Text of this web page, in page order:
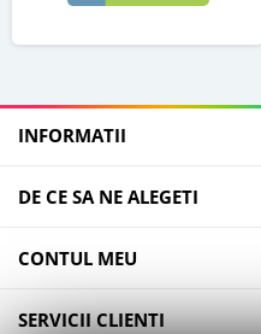
INFORMATII
DE CE SA NE ALEGETI
CONTUL MEU
SERVICII CLIENTI